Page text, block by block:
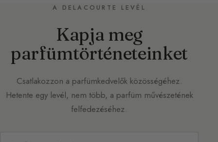
A DELACOURTE LEVÉL
Kapja meg
parfümtörténeteinket
Csatlakozzon a parfümkedvelők közösségéhez.
Hetente egy levél, nem több, a parfüm művészetének
felfedezéséhez.